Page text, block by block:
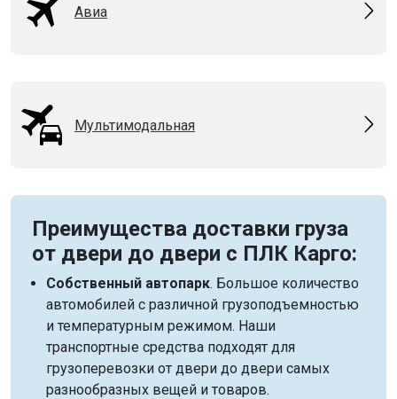
Авиа
Мультимодальная
Преимущества доставки груза
от двери до двери с ПЛК Карго:
Собственный автопарк. Большое количество
автомобилей с различной грузоподъемностью
и температурным режимом. Наши
транспортные средства подходят для
грузоперевозки от двери до двери самых
разнообразных вещей и товаров.